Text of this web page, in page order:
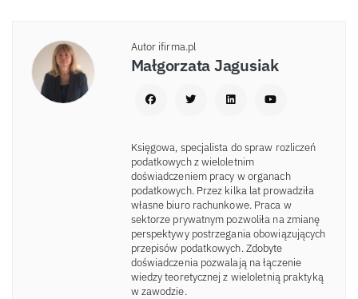
Autor ifirma.pl
Małgorzata Jagusiak
Księgowa, specjalista do spraw rozliczeń
podatkowych z wieloletnim
doświadczeniem pracy w organach
podatkowych. Przez kilka lat prowadziła
własne biuro rachunkowe. Praca w
sektorze prywatnym pozwoliła na zmianę
perspektywy postrzegania obowiązujących
przepisów podatkowych. Zdobyte
doświadczenia pozwalają na łączenie
wiedzy teoretycznej z wieloletnią praktyką
w zawodzie.